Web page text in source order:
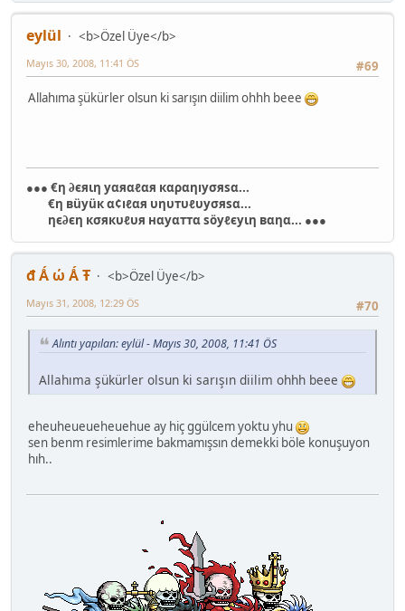
eylül
<b>Özel Üye</b>
#69
Mayıs 30, 2008, 11:41 ÖS
Allahıma şükürler olsun ki sarışın diilim ohhh beee
●●● €η ∂єяιη уαяαℓαя кαραηıуσяѕα...
€η вüуüк α¢ıℓαя υηυтυℓυуσяѕα...
ηє∂єη кσякυℓυя нαуαттα ѕöуℓєуιη вαηα... ●●●
đ Ǻ ώ Ǻ Ŧ
<b>Özel Üye</b>
#70
Mayıs 31, 2008, 12:29 ÖS
Alıntı yapılan: eylül - Mayıs 30, 2008, 11:41 ÖS
Allahıma şükürler olsun ki sarışın diilim ohhh beee
eheuheueueheuehue ay hiç ggülcem yoktu yhu
sen benm resimlerime bakmamışsın demekki böle konuşuyon
hıh..